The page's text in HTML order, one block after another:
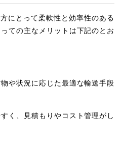
にとって柔軟性と効率性のある
ての主なメリットは下記のとお
や状況に応じた最適な輸送手段
く、見積もりやコスト管理がし